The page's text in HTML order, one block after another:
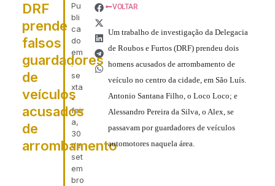
Pu
bli
ca
do
em
:
se
xta
-
feir
a,
30
de
set
em
bro
DRF
prende
falsos
guardadores
de
veículos
acusados
de
arrombamento
VOLTAR
Um trabalho de investigação da Delegacia
de Roubos e Furtos (DRF) prendeu dois
homens acusados de arrombamento de
veículo no centro da cidade, em São Luís.
Antonio Santana Filho, o Loco Loco; e
Alessandro Pereira da Silva, o Alex, se
passavam por guardadores de veículos
automotores naquela área.